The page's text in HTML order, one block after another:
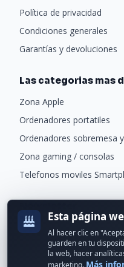
Política de privacidad
Condiciones generales
Garantías y devoluciones
Las categorias mas
Zona Apple
Ordenadores portatiles
Ordenadores sobremesa
Zona gaming / consolas
Telefonos moviles
Recibe ofertas exclusivas
Esta página
Al hacer clic en
guarden en tu
la web, hacer
marketing. Más